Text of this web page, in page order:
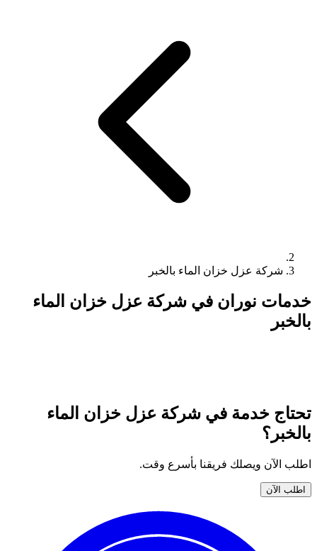
شركة عزل خزان الماء بالخبر
خدمات نوران في شركة عزل خزان الماء
بالخبر
تحتاج خدمة في شركة عزل خزان الماء
بالخبر؟
اطلب الآن ويصلك فريقنا بأسرع وقت.
اطلب الآن